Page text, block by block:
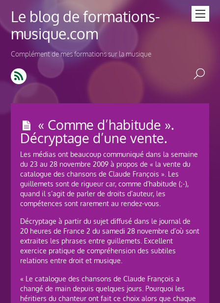
Le blog de formations-
musique.com
Complément de mes formations sur la musique
« Comme d’habitude ».
Décryptage d’une vente.
Les médias ont beaucoup communiqué dans la semaine
du 23 au 28 novembre 2009 à propos de « la vente du
catalogue des chansons de Claude François ». Les
guillemets sont de rigueur car, comme d’habitude (;-),
quand il s’agit de parler de droits d’auteur, les
compétences sont rarement au rendez-vous.
Décryptage à partir du sujet diffusé dans le journal de
20 heures de France 2 du samedi 28 novembre d’où sont
extraites les phrases entre guillemets. Excellent
exercice pratique de compréhension des subtiles
relations entre droit et musique.
« Le catalogue des chansons de Claude François a
changé de main depuis quelques jours. Pourquoi les
héritiers du chanteur ont fait ce choix alors que chaque